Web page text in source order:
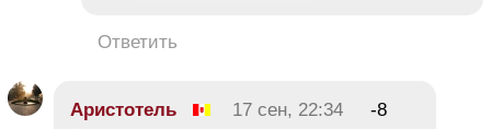
Ответить
Аристотель 17 сен, 22:34
-8